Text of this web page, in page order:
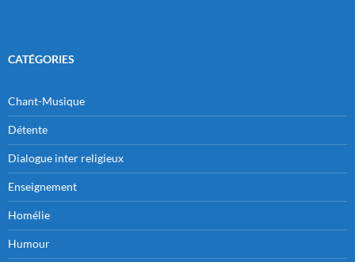
CATÉGORIES
Chant-Musique
Détente
Dialogue inter religieux
Enseignement
Homélie
Humour